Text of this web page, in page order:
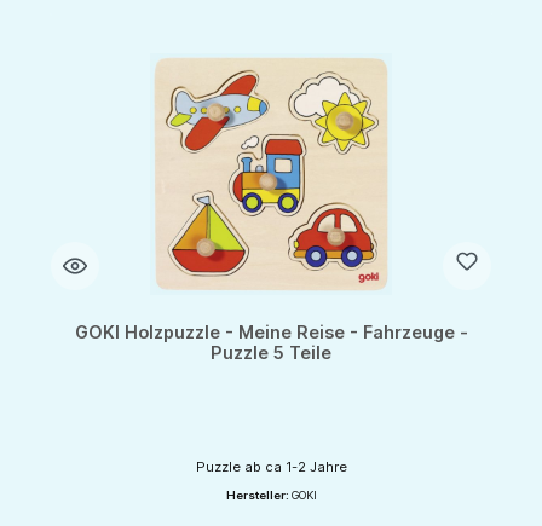
GOKI Holzpuzzle - Meine Reise - Fahrzeuge -
Puzzle 5 Teile
Puzzle ab ca 1-2 Jahre
Hersteller: GOKI